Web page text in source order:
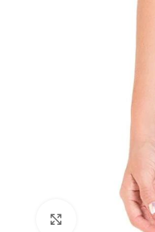
Clic para ampliar